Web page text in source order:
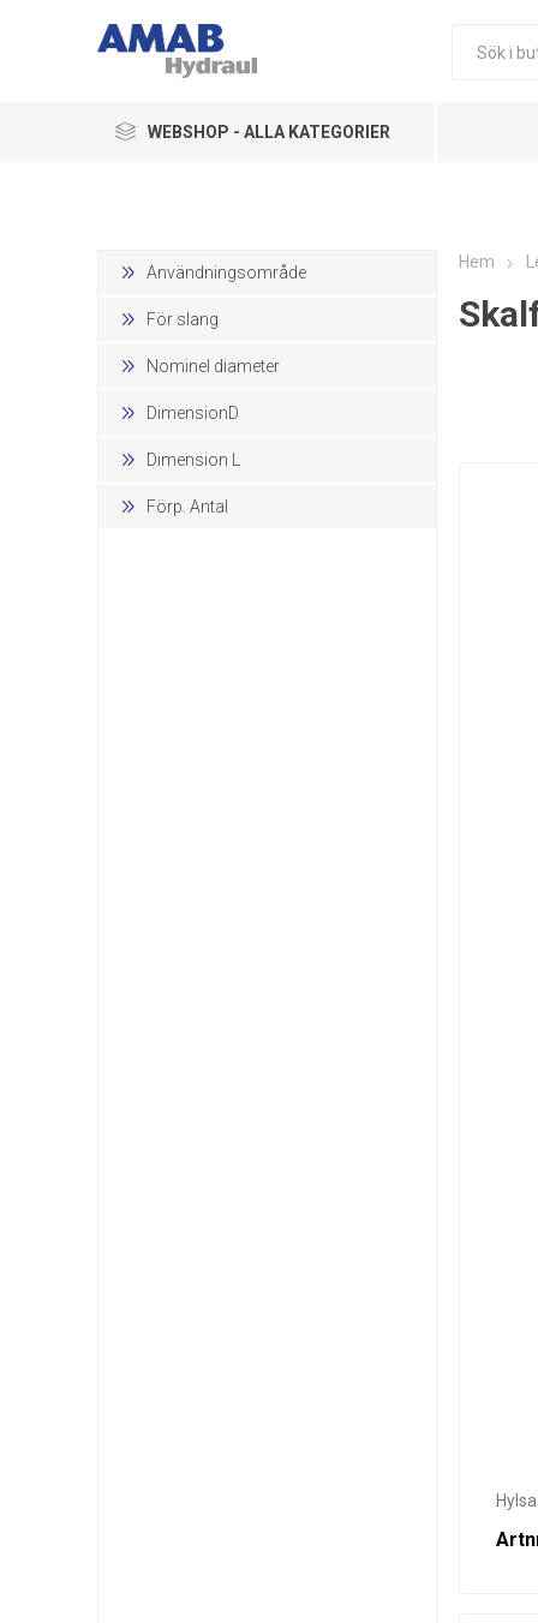
WEBSHOP - ALLA KATEGORIER
Hydraulikkomponenter
Pneumatik
Övriga Produkter
Användningsområde
För slang
Nominel diameter
DimensionD
Dimension L
Förp. Antal
Hem